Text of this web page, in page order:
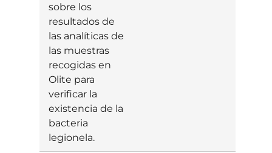
sobre los
resultados de
las analíticas de
las muestras
recogidas en
Olite para
verificar la
existencia de la
bacteria
legionela.